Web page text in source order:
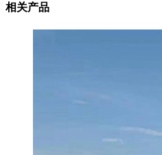
相关产品